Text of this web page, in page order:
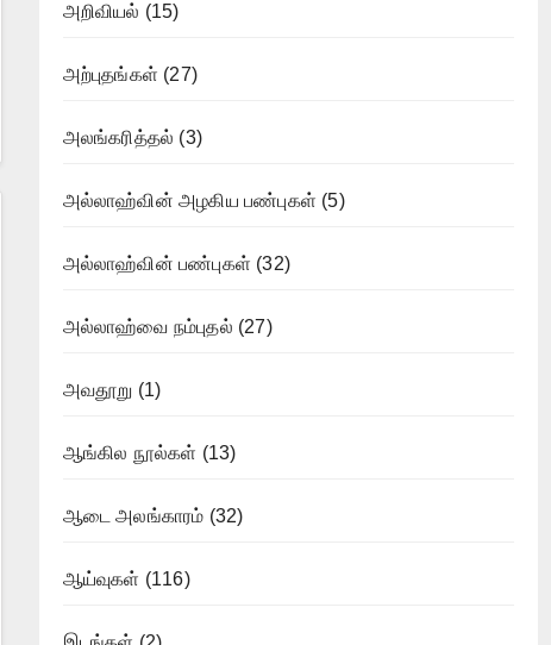
அறிவியல் (15)
அற்புதங்கள் (27)
அலங்கரித்தல் (3)
அல்லாஹ்வின் அழகிய பண்புகள் (5)
அல்லாஹ்வின் பண்புகள் (32)
அல்லாஹ்வை நம்புதல் (27)
அவதூறு (1)
ஆங்கில நூல்கள் (13)
ஆடை அலங்காரம் (32)
ஆய்வுகள் (116)